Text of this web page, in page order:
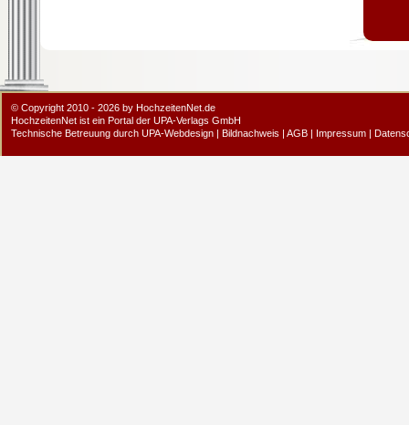
© Copyright 2010 - 2026 by HochzeitenNet.de
HochzeitenNet ist ein Portal der UPA-Verlags GmbH
Technische Betreuung durch UPA-Webdesign | Bildnachweis | AGB | Impressum |